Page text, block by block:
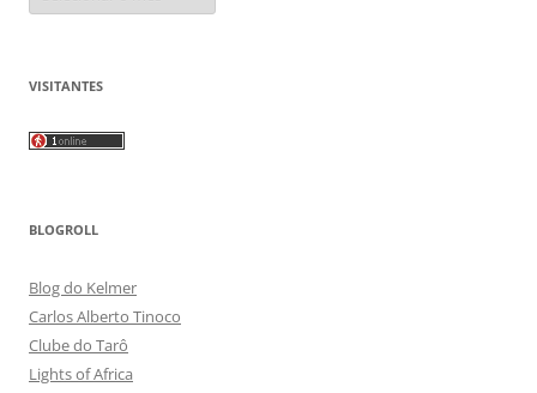
VISITANTES
BLOGROLL
Blog do Kelmer
Carlos Alberto Tinoco
Clube do Tarô
Lights of Africa